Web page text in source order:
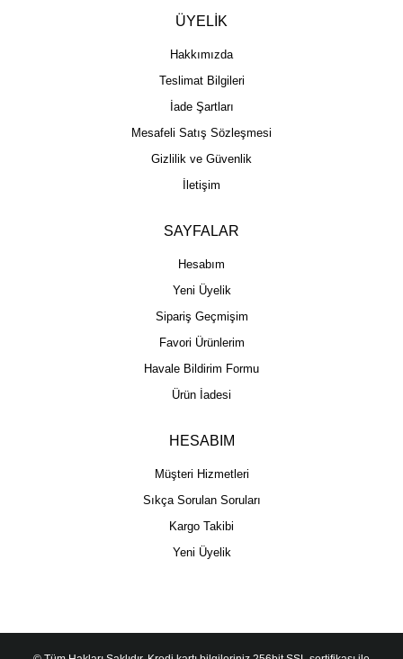
ÜYELİK
Hakkımızda
Teslimat Bilgileri
İade Şartları
Mesafeli Satış Sözleşmesi
Gizlilik ve Güvenlik
İletişim
SAYFALAR
Hesabım
Yeni Üyelik
Sipariş Geçmişim
Favori Ürünlerim
Havale Bildirim Formu
Ürün İadesi
HESABIM
Müşteri Hizmetleri
Sıkça Sorulan Soruları
Kargo Takibi
Yeni Üyelik